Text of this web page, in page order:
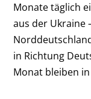
Monate täglich
aus der Ukraine
in Richtung
Monat bleiben